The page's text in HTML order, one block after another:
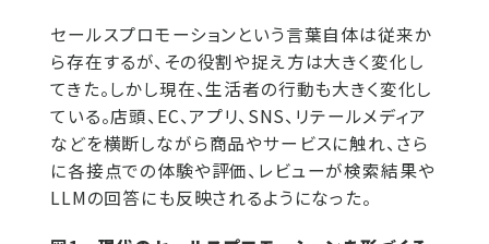
セールスプロモーションという言葉自体は従来か
ら存在するが、その役割や捉え方は大きく変化し
てきた。しかし現在、生活者の行動も大きく変化し
ている。店頭、EC、アプリ、SNS、リテールメディア
などを横断しながら商品やサービスに触れ、さら
に各接点での体験や評価、レビューが検索結果や
LLMの回答にも反映されるようになった。